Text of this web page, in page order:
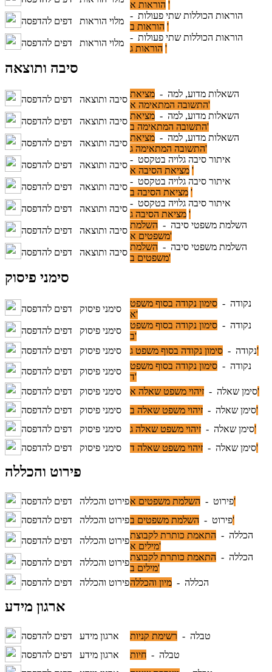
הוראות א'
דפים להדפסה
מלוי הוראות
הוראות הכוללות שתי פעולות -
הוראות ב'
דפים להדפסה
מלוי הוראות
הוראות הכוללות שתי פעולות -
הוראות ג'
סיבה ותוצאה
דפים להדפסה סיבה ותוצאה
השאלות מדוע, למה - מציאת
התשובה המתאימה א'
דפים להדפסה
סיבה ותוצאה
השאלות מדוע, למה - מציאת
התשובה המתאימה ב'
דפים להדפסה
סיבה ותוצאה
השאלות מדוע, למה - מציאת
התשובה המתאימה ג'
דפים להדפסה
סיבה ותוצאה
איתור סיבה גלויה בטקסט -
מציאת הסיבה א'
דפים להדפסה
סיבה ותוצאה
איתור סיבה גלויה בטקסט -
מציאת הסיבה ב'
דפים להדפסה
סיבה ותוצאה
איתור סיבה גלויה בטקסט -
מציאת הסיבה ג'
דפים להדפסה
סיבה ותוצאה
השלמת משפטי סיבה - השלמת
משפטים א'
דפים להדפסה
סיבה ותוצאה
השלמת משפטי סיבה - השלמת
משפטים ב'
סימני פיסוק
דפים להדפסה סימני פיסוק
נקודה - סימון נקודה בסוף משפט
א'
דפים להדפסה
סימני פיסוק
נקודה - סימון נקודה בסוף משפט
ב'
דפים להדפסה
סימני פיסוק נקודה -סימון נקודה בסוף משפט ג'
דפים להדפסה
סימני פיסוק
נקודה - סימון נקודה בסוף משפט
ד'
דפים להדפסה
סימני פיסוק סימן שאלה -זיהוי משפט שאלה א'
דפים להדפסה
סימני פיסוק סימן שאלה -זיהוי משפט שאלה ב'
דפים להדפסה
סימני פיסוק סימן שאלה -זיהוי משפט שאלה ג'
דפים להדפסה
סימני פיסוק סימן שאלה -זיהוי משפט שאלה ד'
פירוט והכללה
דפים להדפסה פירוט והכללה פירוט -השלמת משפטים א'
דפים להדפסה
פירוט והכללה פירוט -השלמת משפטים ב'
דפים להדפסה
פירוט והכללה
הכללה - התאמת כותרת לקבוצת
מילים א'
דפים להדפסה
פירוט והכללה
הכללה - התאמת כותרת לקבוצת
מילים ב'
דפים להדפסה
פירוט והכללה הכללה - מיון והכללה
ארגון מידע
דפים להדפסה ארגון מידע טבלה - רשימת קניות
דפים להדפסה
ארגון מידע טבלה - חיות